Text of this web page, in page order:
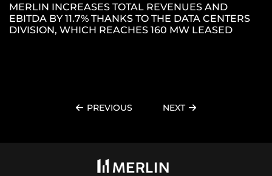
MERLIN INCREASES TOTAL REVENUES AND
EBITDA BY 11.7% THANKS TO THE DATA CENTERS
DIVISION, WHICH REACHES 160 MW LEASED
PREVIOUS NEXT